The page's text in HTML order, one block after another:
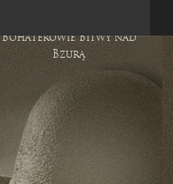
Bohaterowie Bitwy nad
Bzurą